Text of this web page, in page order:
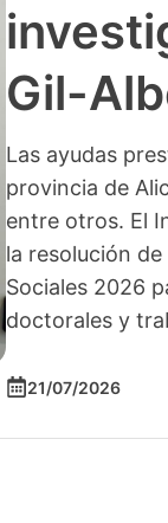
Gil-
Las ayudas
provincia de
entre otros. El
la resolución
Sociales 2026
doctorales y
21/07/2026